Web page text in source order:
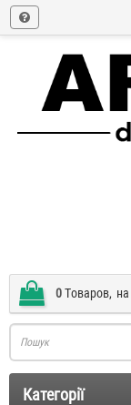
0Tоваров, на
Категорії